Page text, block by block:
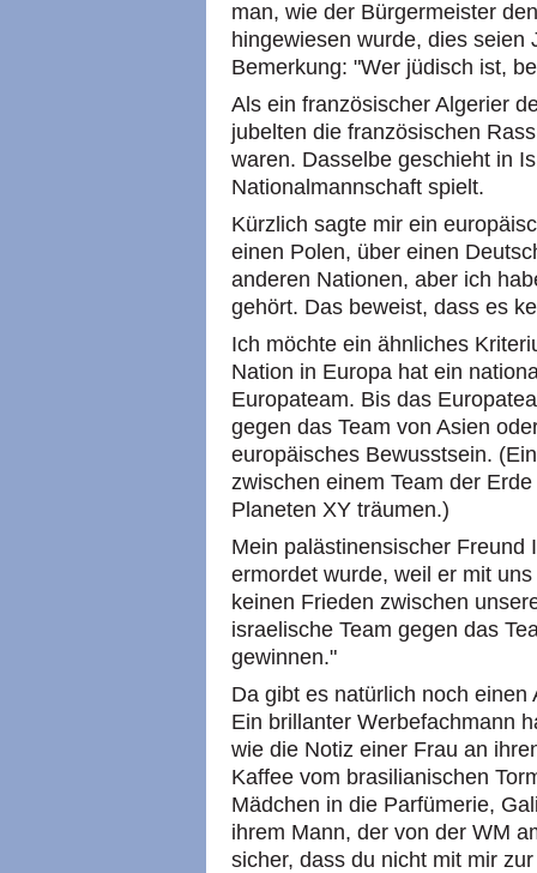
man, wie der Bürgermeister
hingewiesen wurde, dies
Bemerkung: "Wer jüdisch ist,
Als ein französischer Algerier
jubelten die französischen
waren. Dasselbe geschieht in
Nationalmannschaft spielt.
Kürzlich sagte mir ein
einen Polen, über einen
anderen Nationen, aber ich
gehört. Das beweist, dass es
Ich möchte ein ähnliches
Nation in Europa hat ein
Europateam. Bis das
gegen das Team von Asien
europäisches Bewusstsein.
zwischen einem Team der
Planeten XY träumen.)
Mein palästinensischer Freund
ermordet wurde, weil er mit
keinen Frieden zwischen
israelische Team gegen das
gewinnen."
Da gibt es natürlich noch
Ein brillanter Werbefachmann
wie die Notiz einer Frau an
Kaffee vom brasilianischen
Mädchen in die Parfümerie,
ihrem Mann, der von der WM
sicher, dass du nicht mit mir